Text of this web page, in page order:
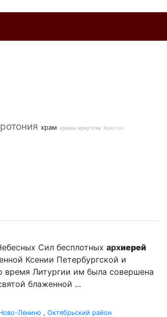
храм храмы иркутска Христос
Сил бесплотных архиерей
Ксении Петербургской и
время Литургии им была совершена
блаженной ...
Ленино , Октябрьский район